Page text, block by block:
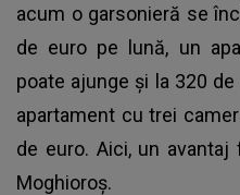
acum o garsonieră se
de euro pe lună, un
poate ajunge şi la 320
apartament cu trei
de euro. Aici, un
Moghioroş.